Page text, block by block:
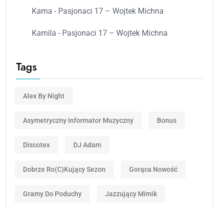
Kama - Pasjonaci 17 – Wojtek Michna
Kamila - Pasjonaci 17 – Wojtek Michna
Tags
Alex By Night
Asymetryczny Informator Muzyczny Bonus
Discotex DJ Adam
Dobrze Ro(c)kujący Sezon Gorąca Nowość
Gramy Do Poduchy Jazzujący Mimik